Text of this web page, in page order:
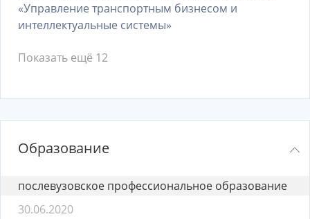
«Управление транспортным бизнесом и
интеллектуальные системы»
Показать ещё 12
Образование
послевузовское профессиональное образование
30.06.2020